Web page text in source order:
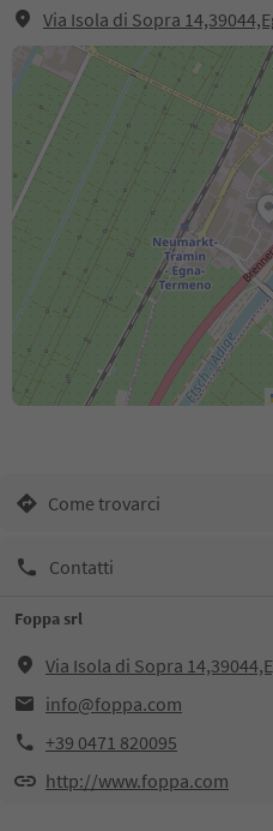
Via Isola di Sopra
Come trovarci
Contatti
Foppa srl
Via Isola di Sopra
info@foppa.com
+39 0471 820095
http://www.foppa.com